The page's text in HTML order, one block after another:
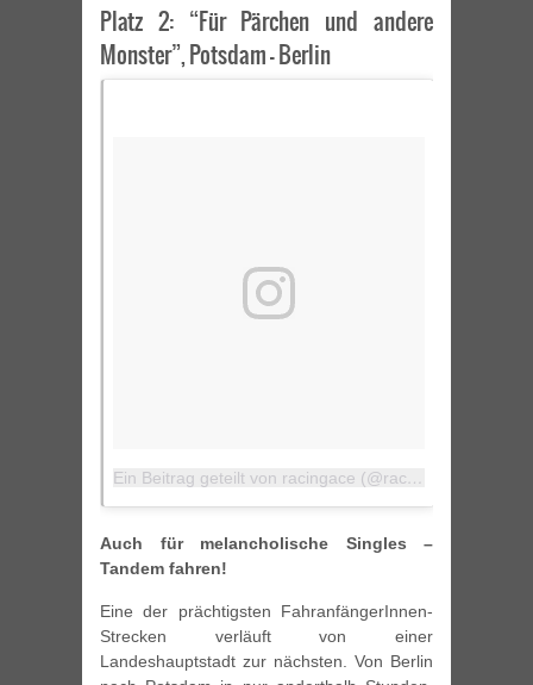
Platz 2: “Für Pärchen und andere
Monster”, Potsdam – Berlin
Ein Beitrag geteilt von racingace (@racingace)
Auch für melancholische Singles –
Tandem fahren!
Eine der prächtigsten FahranfängerInnen-
Strecken verläuft von einer
Landeshauptstadt zur nächsten. Von Berlin